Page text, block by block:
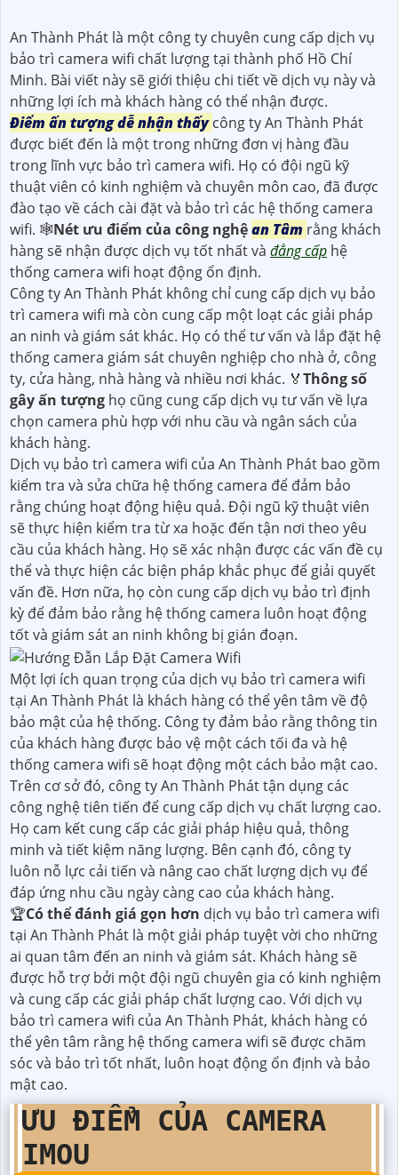
An Thành Phát là một công ty chuyên cung cấp dịch vụ
bảo trì camera wifi chất lượng tại thành phố Hồ Chí
Minh. Bài viết này sẽ giới thiệu chi tiết về dịch vụ này và
những lợi ích mà khách hàng có thể nhận được.
Điểm ấn tượng dễ nhận thấycông ty An Thành Phát
được biết đến là một trong những đơn vị hàng đầu
trong lĩnh vực bảo trì camera wifi. Họ có đội ngũ kỹ
thuật viên có kinh nghiệm và chuyên môn cao, đã được
đào tạo về cách cài đặt và bảo trì các hệ thống camera
wifi. 🕸Nét ưu điểm của công nghệan Tâm rằng khách
hàng sẽ nhận được dịch vụ tốt nhất và đẳng cấp hệ
thống camera wifi hoạt động ổn định.
Công ty An Thành Phát không chỉ cung cấp dịch vụ bảo
trì camera wifi mà còn cung cấp một loạt các giải pháp
an ninh và giám sát khác. Họ có thể tư vấn và lắp đặt hệ
thống camera giám sát chuyên nghiệp cho nhà ở, công
ty, cửa hàng, nhà hàng và nhiều nơi khác. ️🏅Thông số
gây ấn tượng họ cũng cung cấp dịch vụ tư vấn về lựa
chọn camera phù hợp với nhu cầu và ngân sách của
khách hàng.
Dịch vụ bảo trì camera wifi của An Thành Phát bao gồm
kiểm tra và sửa chữa hệ thống camera để đảm bảo
rằng chúng hoạt động hiệu quả. Đội ngũ kỹ thuật viên
sẽ thực hiện kiểm tra từ xa hoặc đến tận nơi theo yêu
cầu của khách hàng. Họ sẽ xác nhận được các vấn đề cụ
thể và thực hiện các biện pháp khắc phục để giải quyết
vấn đề. Hơn nữa, họ còn cung cấp dịch vụ bảo trì định
kỳ để đảm bảo rằng hệ thống camera luôn hoạt động
tốt và giám sát an ninh không bị gián đoạn.
Một lợi ích quan trọng của dịch vụ bảo trì camera wifi
tại An Thành Phát là khách hàng có thể yên tâm về độ
bảo mật của hệ thống. Công ty đảm bảo rằng thông tin
của khách hàng được bảo vệ một cách tối đa và hệ
thống camera wifi sẽ hoạt động một cách bảo mật cao.
Trên cơ sở đó, công ty An Thành Phát tận dụng các
công nghệ tiên tiến để cung cấp dịch vụ chất lượng cao.
Họ cam kết cung cấp các giải pháp hiệu quả, thông
minh và tiết kiệm năng lượng. Bên cạnh đó, công ty
luôn nỗ lực cải tiến và nâng cao chất lượng dịch vụ để
đáp ứng nhu cầu ngày càng cao của khách hàng.
🏆Có thể đánh giá gọn hơn dịch vụ bảo trì camera wifi
tại An Thành Phát là một giải pháp tuyệt vời cho những
ai quan tâm đến an ninh và giám sát. Khách hàng sẽ
được hỗ trợ bởi một đội ngũ chuyên gia có kinh nghiệm
và cung cấp các giải pháp chất lượng cao. Với dịch vụ
bảo trì camera wifi của An Thành Phát, khách hàng có
thể yên tâm rằng hệ thống camera wifi sẽ được chăm
sóc và bảo trì tốt nhất, luôn hoạt động ổn định và bảo
mật cao.
ƯU ĐIỂM CỦA CAMERA
IMOU